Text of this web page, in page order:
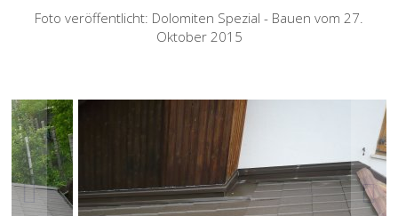
Foto veröffentlicht: Dolomiten Spezial - Bauen vom 27.
Oktober 2015